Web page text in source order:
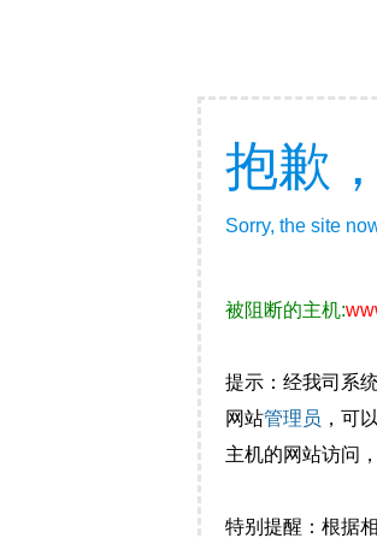
抱歉
Sorry, the site
被阻断的主机:
提示：经我司系
网站管理员 ，可以
主机的网站访问
特别提醒：根据